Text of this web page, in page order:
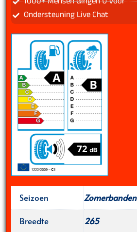
Ondersteuning Live Chat
Seizoen
Zomerbanden
Breedte
265